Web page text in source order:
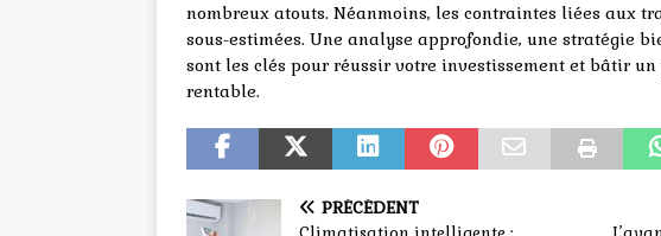
nombreux atouts. Néanmoins, les contraintes liées aux
sous-estimées. Une analyse approfondie, une stratégie
sont les clés pour réussir votre investissement et bâtir
rentable.
PRÉCÉDENT